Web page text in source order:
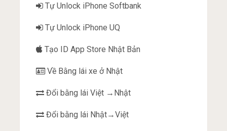
Tự Unlock iPhone Softbank
Tự Unlock iPhone UQ
Tạo ID App Store Nhật Bản
Về Bằng lái xe ở Nhật
Đổi bằng lái Việt →Nhật
Đổi bằng lái Nhật→Việt